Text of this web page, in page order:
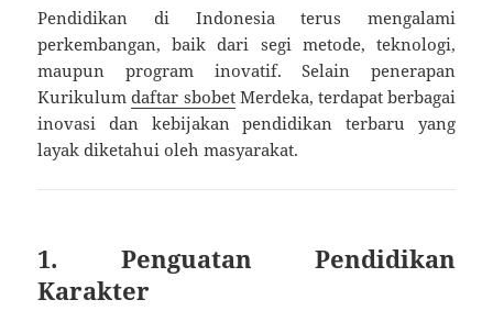
Pendidikan di Indonesia terus mengalami
perkembangan, baik dari segi metode, teknologi,
maupun program inovatif. Selain penerapan
Kurikulumdaftar sbobetMerdeka, terdapat berbagai
inovasi dan kebijakan pendidikan terbaru yang
layak diketahui oleh masyarakat.
1. Penguatan Pendidikan
Karakter